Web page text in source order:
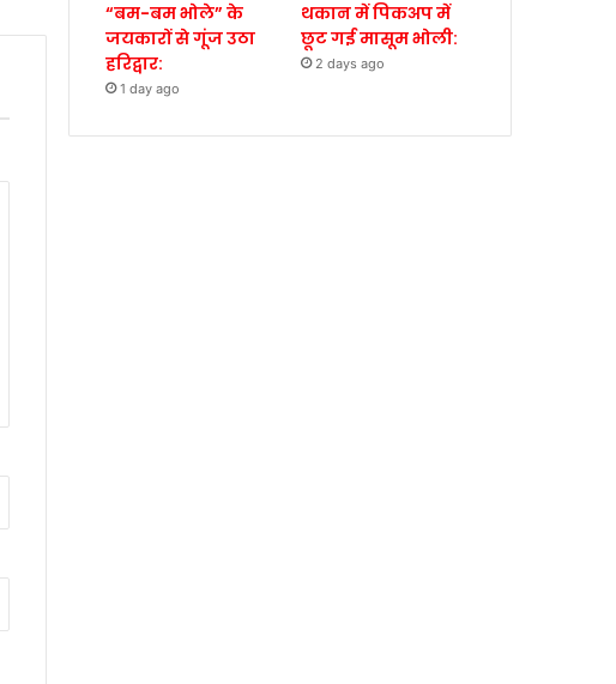
“बम-बम भोले” के
जयकारों से गूंज उठा
हरिद्वार:
1 day ago
थकान में पिकअप में
छूट गई मासूम भोली:
2 days ago